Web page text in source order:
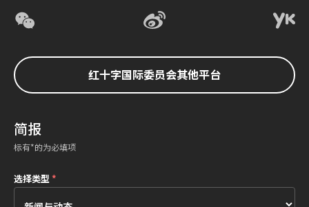
红十字国际委员会其他平台
简报
标有*的为必填项
选择类型*